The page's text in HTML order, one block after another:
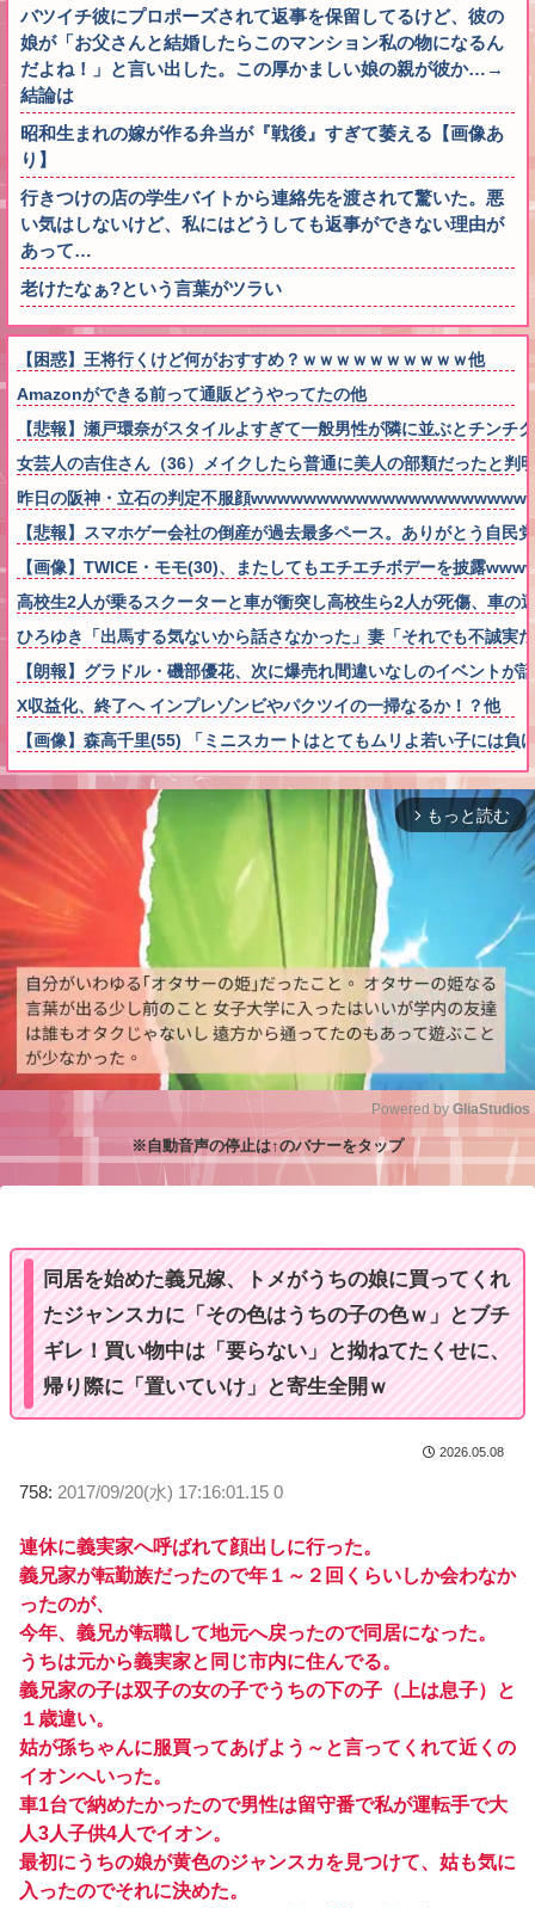
バツイチ彼にプロポーズされて返事を保留してるけど、彼の
娘が「お父さんと結婚したらこのマンション私の物になるん
だよね！」と言い出した。この厚かましい娘の親が彼か…→
結論は
昭和生まれの嫁が作る弁当が『戦後』すぎて萎える【画像あ
り】
行きつけの店の学生バイトから連絡先を渡されて驚いた。悪
い気はしないけど、私にはどうしても返事ができない理由が
あって…
老けたなぁ?という言葉がツラい
【困惑】王将行くけど何がおすすめ？ｗｗｗｗｗｗｗｗｗｗ他
Amazonができる前って通販どうやってたの他
【悲報】瀬戸環奈がスタイルよすぎて一般男性が隣に並ぶとチンチ
女芸人の吉住さん（36）メイクしたら普通に美人の部類だったと判
昨日の阪神・立石の判定不服顔
【悲報】スマホゲー会社の倒産が過去最多ペース。ありがとう自民
【画像】TWICE・モモ(30)、またしてもエチエチボデーを披露
高校生2人が乗るスクーターと車が衝突し高校生ら2人が死傷、車の
ひろゆき「出馬する気ないから話さなかった」妻「それでも不誠実
【朗報】グラドル・磯部優花、次に爆売れ間違いなしのイベントが
X収益化、終了へ インプレゾンビやパクツイの一掃なるか！？他
【画像】森高千里(55) 「ミニスカートはとてもムリよ若い子には
arrow_forward_ios もっと読む
M
Powered by GliaStudios
※自動音声の停止は↑のバナーをタップ
同居を始めた義兄嫁、トメがうちの娘に買ってくれ
たジャンスカに「その色はうちの子の色ｗ」とブチ
ギレ！買い物中は「要らない」と拗ねてたくせに、
帰り際に「置いていけ」と寄生全開ｗ
2026.05.08
758: 2017/09/20(水) 17:16:01.15 0
連休に義実家へ呼ばれて顔出しに行った。
義兄家が転勤族だったので年１～２回くらいしか会わなか
ったのが、
今年、義兄が転職して地元へ戻ったので同居になった。
うちは元から義実家と同じ市内に住んでる。
義兄家の子は双子の女の子でうちの下の子（上は息子）と
１歳違い。
姑が孫ちゃんに服買ってあげよう～と言ってくれて近くの
イオンへいった。
車1台で納めたかったので男性は留守番で私が運転手で大
人3人子供4人でイオン。
最初にうちの娘が黄色のジャンスカを見つけて、姑も気に
入ったのでそれに決めた。